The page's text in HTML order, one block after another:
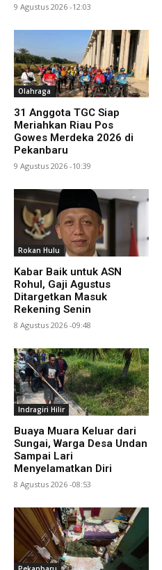
9 Agustus 2026 -12:03
Olahraga
31 Anggota TGC Siap
Meriahkan Riau Pos
Gowes Merdeka 2026 di
Pekanbaru
9 Agustus 2026 -10:39
Rokan Hulu
Kabar Baik untuk ASN
Rohul, Gaji Agustus
Ditargetkan Masuk
Rekening Senin
8 Agustus 2026 -09:48
Indragiri Hilir
Buaya Muara Keluar dari
Sungai, Warga Desa Undan
Sampai Lari
Menyelamatkan Diri
8 Agustus 2026 -08:53